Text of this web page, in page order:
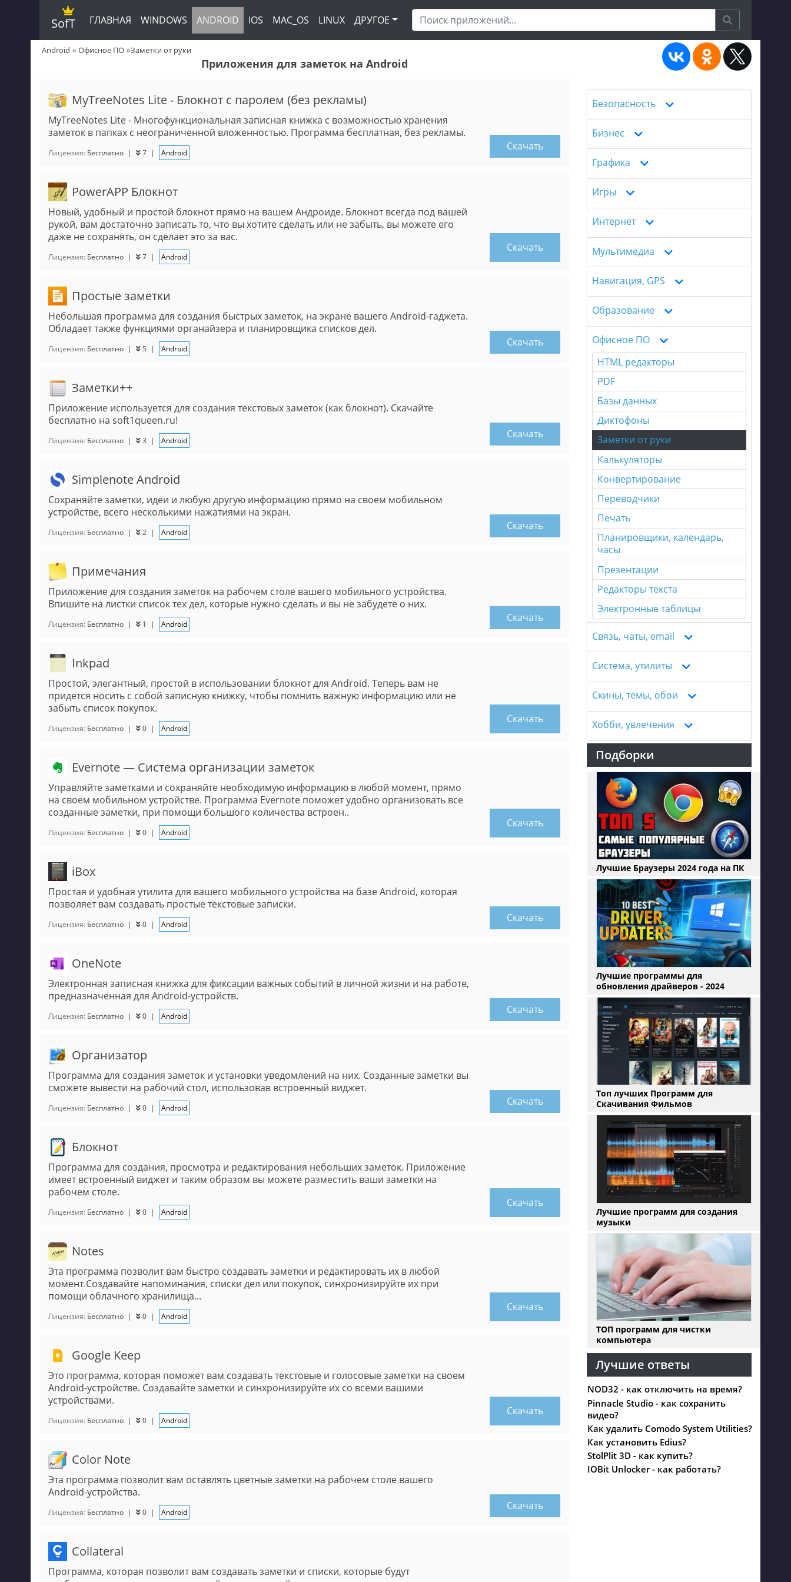
SofT ГЛАВНАЯ WINDOWS ANDROID IOS MAC_OS LINUX ДРУГОЕ
Android Офисное ПО Заметки от руки
Приложения для заметок на Android
MyTreeNotes Lite - Блокнот с паролем (без рекламы)
MyTreeNotes Lite - Многофункциональная записная книжка с возможностью хранения
заметок в папках с неограниченной вложенностью. Программа бесплатная, без рекламы.
Лицензия: Бесплатно | 7 | Android
Скачать
PowerAPP Блокнот
Новый, удобный и простой блокнот прямо на вашем Андроиде. Блокнот всегда под вашей
рукой, вам достаточно записать то, что вы хотите сделать или не забыть, вы можете его
даже не сохранять, он сделает это за вас.
Лицензия: Бесплатно | 7 | Android
Скачать
Простые заметки
Небольшая программа для создания быстрых заметок, на экране вашего Android-гаджета.
Обладает также функциями органайзера и планировщика списков дел.
Лицензия: Бесплатно | 5 | Android
Скачать
Заметки++
Приложение используется для создания текстовых заметок (как блокнот). Скачайте
бесплатно на soft1queen.ru!
Лицензия: Бесплатно | 3 | Android
Скачать
Simplenote Android
Сохраняйте заметки, идеи и любую другую информацию прямо на своем мобильном
устройстве, всего несколькими нажатиями на экран.
Лицензия: Бесплатно | 2 | Android
Скачать
Примечания
Приложение для создания заметок на рабочем столе вашего мобильного устройства.
Впишите на листки список тех дел, которые нужно сделать и вы не забудете о них.
Лицензия: Бесплатно | 1 | Android
Скачать
Inkpad
Простой, элегантный, простой в использовании блокнот для Android. Теперь вам не
придется носить с собой записную книжку, чтобы помнить важную информацию или не
забыть список покупок.
Лицензия: Бесплатно | 0 | Android
Скачать
Evernote — Система организации заметок
Управляйте заметками и сохраняйте необходимую информацию в любой момент, прямо
на своем мобильном устройстве. Программа Evernote поможет удобно организовать все
созданные заметки, при помощи большого количества встроен..
Лицензия: Бесплатно | 0 | Android
Скачать
iBox
Простая и удобная утилита для вашего мобильного устройства на базе Android, которая
позволяет вам создавать простые текстовые записки.
Лицензия: Бесплатно | 0 | Android
Скачать
OneNote
Электронная записная книжка для фиксации важных событий в личной жизни и на работе,
предназначенная для Android-устройств.
Лицензия: Бесплатно | 0 | Android
Скачать
Организатор
Программа для создания заметок и установки уведомлений на них. Созданные заметки вы
сможете вывести на рабочий стол, использовав встроенный виджет.
Лицензия: Бесплатно | 0 | Android
Скачать
Блокнот
Программа для создания, просмотра и редактирования небольших заметок. Приложение
имеет встроенный виджет и таким образом вы можете разместить ваши заметки на
рабочем столе.
Лицензия: Бесплатно | 0 | Android
Скачать
Notes
Эта программа позволит вам быстро создавать заметки и редактировать их в любой
момент.Создавайте напоминания, списки дел или покупок, синхронизируйте их при
помощи облачного хранилища...
Лицензия: Бесплатно | 0 | Android
Скачать
Google Keep
Это программа, которая поможет вам создавать текстовые и голосовые заметки на своем
Android-устройстве. Создавайте заметки и синхронизируйте их со всеми вашими
устройствами.
Лицензия: Бесплатно | 0 | Android
Скачать
Color Note
Эта программа позволит вам оставлять цветные заметки на рабочем столе вашего
Android-устройства.
Лицензия: Бесплатно | 0 | Android
Скачать
Collateral
Программа, которая позволит вам создавать заметки и списки, которые будут
Безопасность
Бизнес
Графика
Игры
Интернет
Мультимедиа
Навигация, GPS
Образование
Офисное ПО
HTML редакторы
PDF
Базы данных
Диктофоны
Заметки от руки
Калькуляторы
Конвертирование
Переводчики
Печать
Планировщики, календарь,
часы
Презентации
Редакторы текста
Электронные таблицы
Связь, чаты, email
Система, утилиты
Скины, темы, обои
Хобби, увлечения
Подборки
Лучшие Браузеры 2024 года на ПК
Лучшие программы для
обновления драйверов - 2024
Топ лучших Программ для
Скачивания Фильмов
Лучшие программ для создания
музыки
ТОП программ для чистки
компьютера
Лучшие ответы
NOD32 - как отключить на время?
Pinnacle Studio - как сохранить
видео?
Как удалить Comodo System Utilities?
Как установить Edius?
StolPlit 3D - как купить?
IOBit Unlocker - как работать?